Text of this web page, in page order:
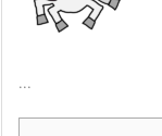
...